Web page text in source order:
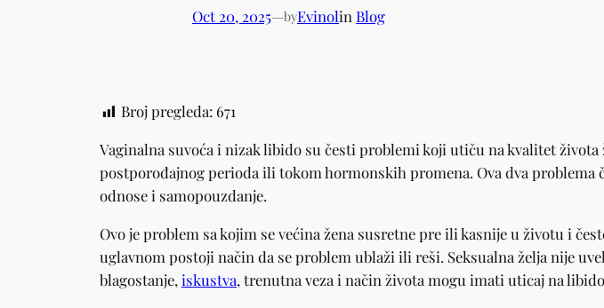
Oct 20, 2025—byEvinolin Blog
Broj pregleda: 671
Vaginalna suvoća i nizak libido su česti problemi koji utiču na kvalitet
postporođajnog perioda ili tokom hormonskih promena. Ova dva
odnose i samopouzdanje.
Ovo je problem sa kojim se većina žena susretne pre ili kasnije u životu i
uglavnom postoji način da se problem ublaži ili reši. Seksualna želja nije
blagostanje, iskustva, trenutna veza i način života mogu imati uticaj na